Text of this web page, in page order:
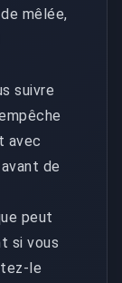
mêlée,
suivre
avec
de
peut
si vous
le